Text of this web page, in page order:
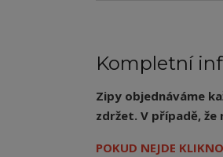
Kompletní
Zipy objednáváme
zdržet. V případě,
POKUD NEJDE